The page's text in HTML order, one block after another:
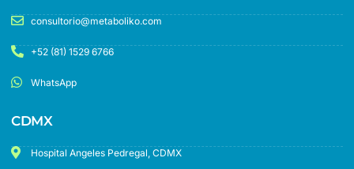
consultorio@metaboliko.com
+52 (81) 1529 6766
WhatsApp
CDMX
Hospital Angeles Pedregal, CDMX